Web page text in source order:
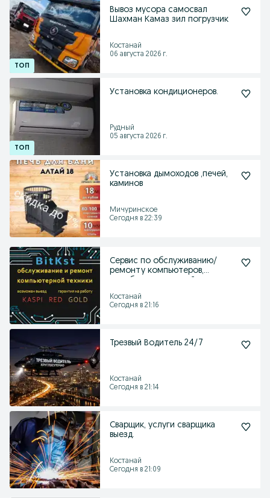
Вывоз мусора самосвал
Шахман Камаз зил погрузчик
Костанай
06 августа 2026 г.
Установка кондиционеров.
Рудный
05 августа 2026 г.
Установка дымоходов ,печей,
каминов
Мичуринское
Сегодня в 22:39
Сервис по обслуживанию/
ремонту компьютеров,
Костанай
Сегодня в 21:16
Трезвый Водитель 24/7
Костанай
Сегодня в 21:14
Сварщик, услуги сварщика
выезд.
Костанай
Сегодня в 21:09